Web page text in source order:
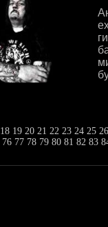
18 19 20 21 22 23 24 25 26
76 77 78 79 80 81 82 83